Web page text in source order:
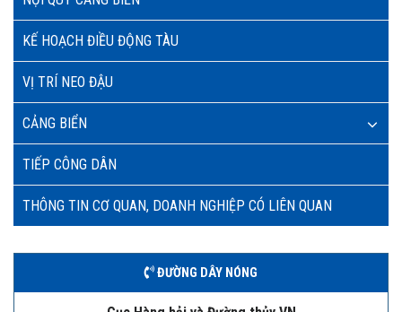
KẾ HOẠCH ĐIỀU ĐỘNG TÀU
VỊ TRÍ NEO ĐẬU
CẢNG BIỂN
TIẾP CÔNG DÂN
THÔNG TIN CƠ QUAN, DOANH NGHIỆP CÓ LIÊN QUAN
ĐƯỜNG DÂY NÓNG